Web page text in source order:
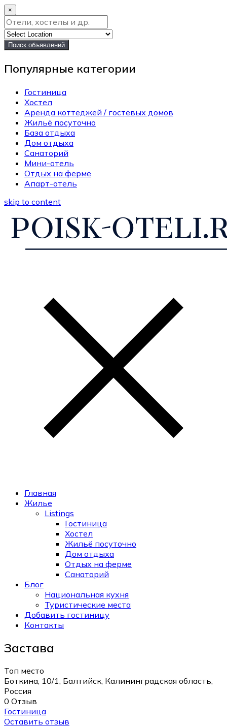
×
Поиск объявлений
Популярные категории
Гостиница
Хостел
Аренда коттеджей / гостевых домов
Жильё посуточно
База отдыха
Дом отдыха
Санаторий
Мини-отель
Отдых на ферме
Апарт-отель
skip to content
Главная
Жилье
Listings
Гостиница
Хостел
Жильё посуточно
Дом отдыха
Отдых на ферме
Санаторий
Блог
Национальная кухня
Туристические места
Добавить гостиницу
Контакты
Застава
Топ место
Боткина, 10/1, Балтийск, Калининградская область,
Россия
0 Отзыв
Гостиница
Оставить отзыв